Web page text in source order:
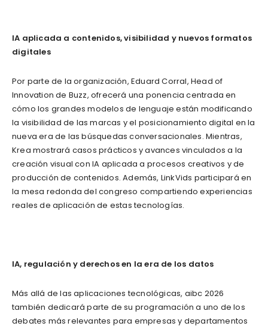
IA aplicada a contenidos, visibilidad y nuevos formatos
digitales
Por parte de la organización, Eduard Corral, Head of
Innovation de Buzz, ofrecerá una ponencia centrada en
cómo los grandes modelos de lenguaje están modificando
la visibilidad de las marcas y el posicionamiento digital en la
nueva era de las búsquedas conversacionales. Mientras,
Krea mostrará casos prácticos y avances vinculados a la
creación visual con IA aplicada a procesos creativos y de
producción de contenidos. Además, LinkVids participará en
la mesa redonda del congreso compartiendo experiencias
reales de aplicación de estas tecnologías.
IA, regulación y derechos en la era de los datos
Más allá de las aplicaciones tecnológicas, aibc 2026
también dedicará parte de su programación a uno de los
debates más relevantes para empresas y departamentos